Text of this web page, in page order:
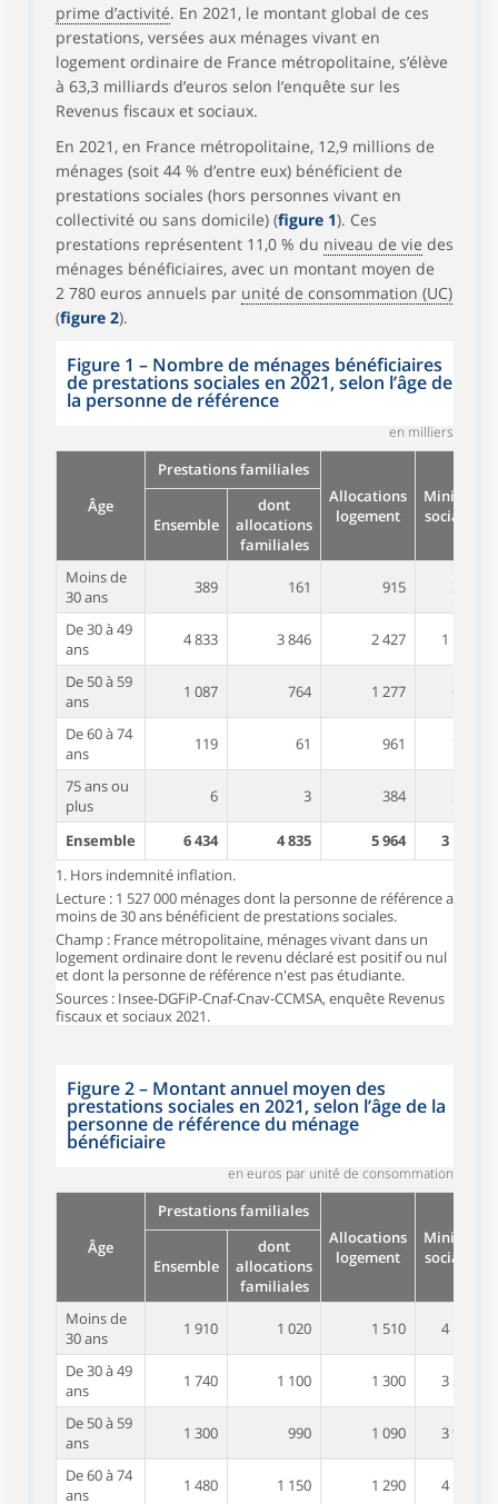
prime d’activité. En 2021, le montant global de ces
prestations, versées aux ménages vivant en
logement ordinaire de France métropolitaine, s’élève
à 63,3 milliards d’euros selon l’enquête sur les
Revenus fiscaux et sociaux.
En 2021, en France métropolitaine, 12,9 millions de
ménages (soit 44 % d’entre eux) bénéficient de
prestations sociales (hors personnes vivant en
collectivité ou sans domicile) (figure 1). Ces
prestations représentent 11,0 % du niveau de vie des
ménages bénéficiaires, avec un montant moyen de
2 780 euros annuels par unité de consommation (UC)
(figure 2).
Figure 1 – Nombre de ménages bénéficiaires
de prestations sociales en 2021, selon l’âge de
la personne de référence
en milliers
Âge
Prestations familiales
Allocations
logement
Minima
sociaux
Ensemble
dont
allocations
familiales
Moins de
30 ans
389 161 915 362
De 30 à 49
ans
4 833 3 846 2 427 1 127
De 50 à 59
ans
1 087 764 1 277 694
De 60 à 74
ans
119 61 961 723
75 ans ou
plus
6 3 384 275
Ensemble 6 434 4 835 5 964
3 181
1. Hors indemnité inflation.
Lecture : 1 527 000 ménages dont la personne de référence a
moins de 30 ans bénéficient de prestations sociales.
Champ : France métropolitaine, ménages vivant dans un
logement ordinaire dont le revenu déclaré est positif ou nul
et dont la personne de référence n'est pas étudiante.
Sources : Insee-DGFiP-Cnaf-Cnav-CCMSA, enquête Revenus
fiscaux et sociaux 2021.
Figure 2– Montant annuel moyen des
prestations sociales en 2021, selon l’âge de la
personne de référence du ménage
bénéficiaire
en euros par unité de consommation
Âge
Prestations familiales
Allocations
logement
Minima
sociaux
Ensemble
dont
allocations
familiales
Moins de
30 ans
1 910 1 020 1 510 4 100
De 30 à 49
ans
1 740 1 100 1 300 3 340
De 50 à 59
ans
1 300 990 1 090 3 970
De 60 à 74
ans
1 480 1 150 1 290 4 590